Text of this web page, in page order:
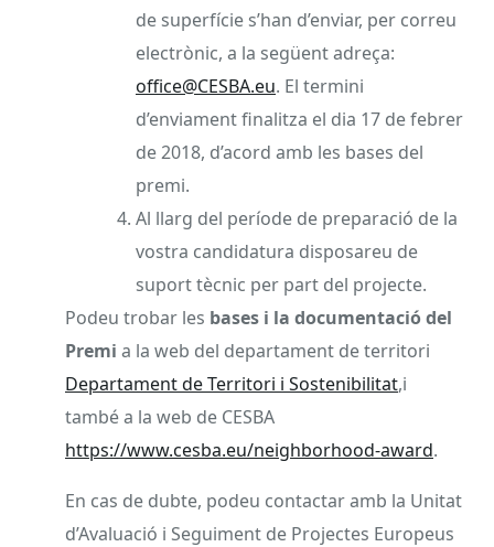
de superfície s’han d’enviar, per correu
electrònic, a la següent adreça:
office@CESBA.eu. El termini
d’enviament finalitza el dia 17 de febrer
de 2018, d’acord amb les bases del
premi.
Al llarg del període de preparació de la
vostra candidatura disposareu de
suport tècnic per part del projecte.
Podeu trobar les bases i la documentació del
Premi a la web del departament de territori
Departament de Territori i Sostenibilitat,i
també a la web de CESBA
https://www.cesba.eu/neighborhood-award.
En cas de dubte, podeu contactar amb la Unitat
d’Avaluació i Seguiment de Projectes Europeus